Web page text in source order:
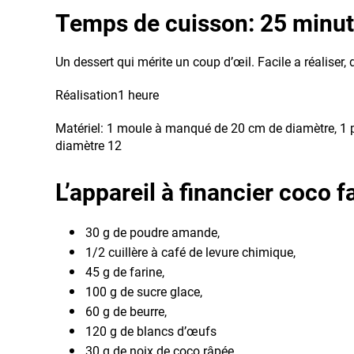
Temps de cuisson: 25
Un dessert qui mérite un coup d’œil. Facile a
Réalisation1 heure
Matériel: 1 moule à manqué de 20 cm de diamètre, 1
diamètre 12
L’appareil à financier coco
30 g de poudre amande,
1/2 cuillère à café de levure chimique,
45 g de farine,
100 g de sucre glace,
60 g de beurre,
120 g de blancs d’œufs